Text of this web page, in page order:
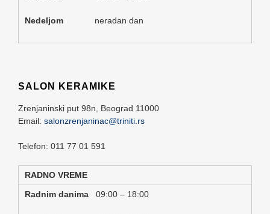
Nedeljom neradan dan
SALON KERAMIKE
Zrenjaninski put 98n, Beograd 11000
Email: salonzrenjaninac@triniti.rs
Telefon: 011 77 01 591
RADNO VREME
Radnim danima 09:00 – 18:00